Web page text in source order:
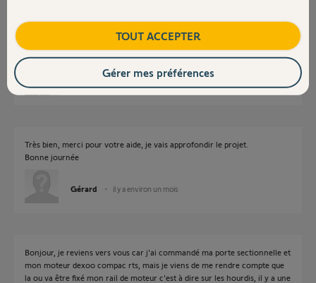
Bonne journée
il y a environ un mois
Très bien, merci pour votre aide, je vais approfondir le projet.
Bonne journée
Gérard il y a environ un mois
Bonjour, je reviens vers vous car j'ai commandé ma porte sectionnelle et
mon moteur dexoo compac rts, mais je viens de me rendre compte que
la ou va être fixé mon rail de moteur c'est à dire sur les hourdis, il y a une
TOUT ACCEPTER
Gérer mes préférences